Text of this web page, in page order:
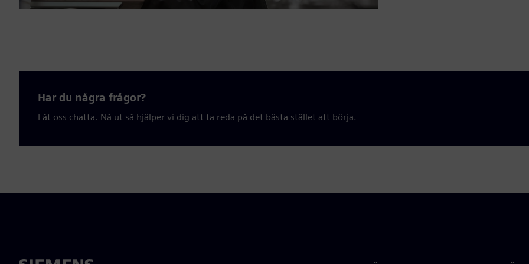
Har du några frågor?
Låt oss chatta. Nå ut så hjälper vi dig att ta reda på det bästa stället att börja.